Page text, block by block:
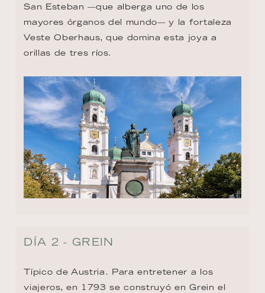
San Esteban —que alberga uno de los
mayores órganos del mundo— y la fortaleza
Veste Oberhaus, que domina esta joya a
orillas de tres ríos.
DÍA 2 - GREIN
Típico de Austria. Para entretener a los
viajeros, en 1793 se construyó en Grein el